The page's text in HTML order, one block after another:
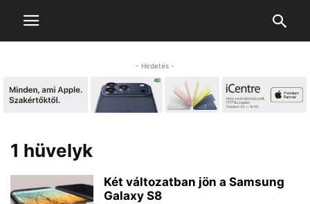
- Hirdetés -
1 hüvelyk
Két változatban jön a Samsung
Galaxy S8